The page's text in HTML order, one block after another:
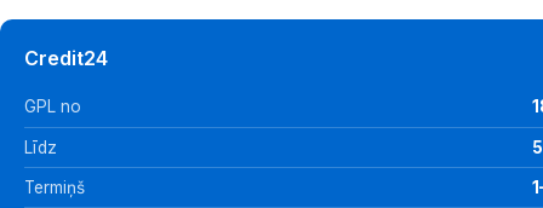
Credit24
GPL no
Līdz
Termiņš